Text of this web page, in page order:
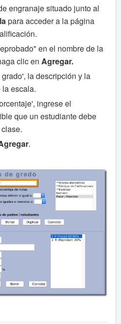
engranaje situado junto al
para acceder a la página
en el nombre de la
clic en Agregar.
la descripción y la
escala.
ingrese el
que un estudiante debe
.